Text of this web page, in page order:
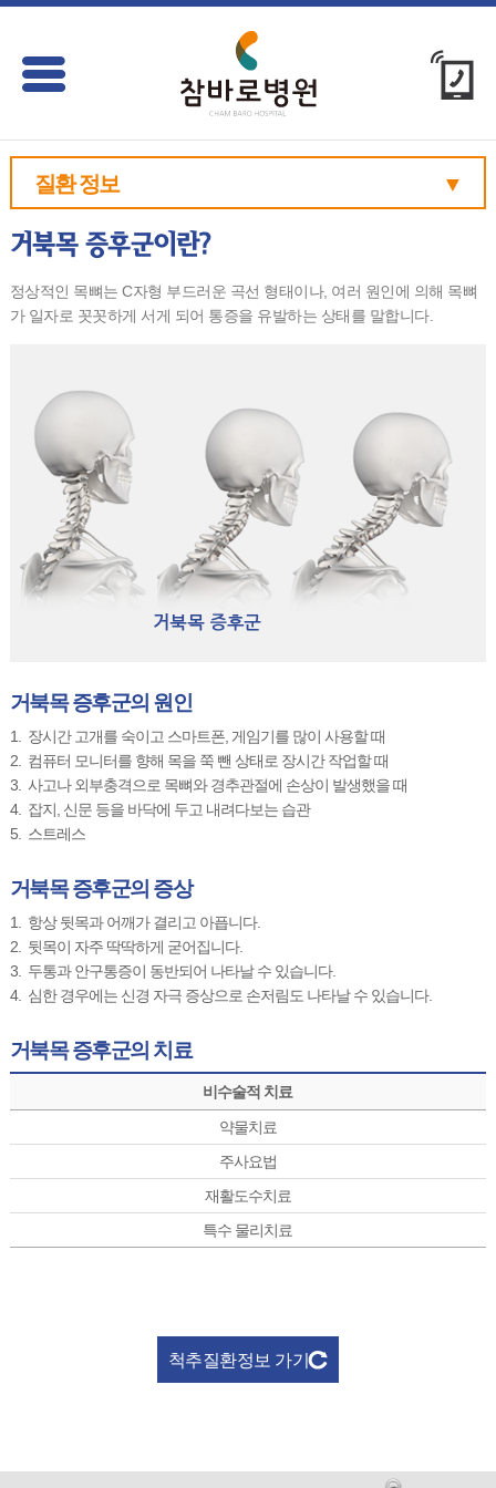
질환 정보 ▼
정상적인 목뼈는 C자형 부드러운 곡선 형태이나, 여러 원인에 의해 목뼈
가 일자로 꼿꼿하게 서게 되어 통증을 유발하는 상태를 말합니다.
거북목 증후군의 원인
1.
장시간 고개를 숙이고 스마트폰, 게임기를 많이 사용할 때
2.
컴퓨터 모니터를 향해 목을 쭉 뺀 상태로 장시간 작업할 때
3. 사고나 외부충격으로 목뼈와 경추관절에 손상이 발생했을 때
4. 잡지, 신문 등을 바닥에 두고 내려다보는 습관
5.
스트레스
거북목 증후군의 증상
1.
항상 뒷목과 어깨가 결리고 아픕니다.
2.
뒷목이 자주 딱딱하게 굳어집니다.
3.
두통과 안구통증이 동반되어 나타날 수 있습니다.
4. 심한 경우에는 신경 자극 증상으로 손저림도 나타날 수 있습니다.
거북목 증후군의 치료
비수술적 치료
약물치료
주사요법
재활도수치료
특수 물리치료
척추질환정보 가기